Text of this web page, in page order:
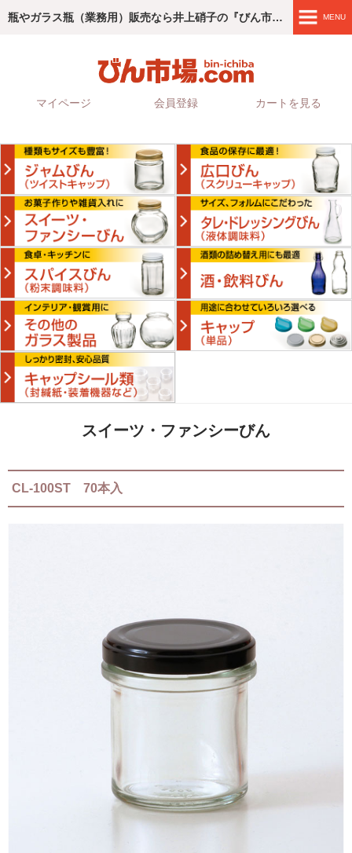
瓶やガラス瓶（業務用）販売なら井上硝子の『びん市場.com』
マイページ 会員登録 カートを見る
MENU
会社情報
お問い合わせ
スイーツ・ファンシーびん
CL-100ST 70本入